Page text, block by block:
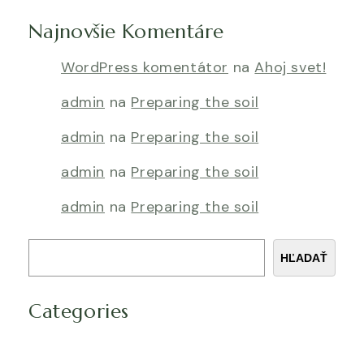
Najnovšie Komentáre
WordPress komentátor naAhoj svet!
admin na Preparing the soil
admin na Preparing the soil
admin na Preparing the soil
admin na Preparing the soil
HĽADAŤ
Categories